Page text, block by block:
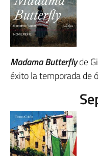
Madama Butterflyde
éxito la temporada de